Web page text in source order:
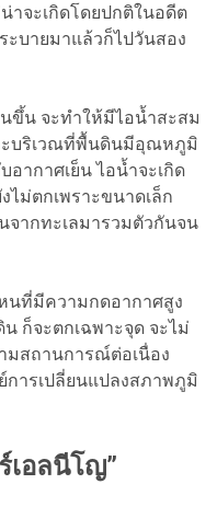
จะเกิดโดยปกติในอดีต
ะบายมาแล้วก็ไปวันสอง
นขึ้น จะทำให้มีไอน้ำสะสม
ะบริเวณที่พื้นดินมีอุณหภูมิ
ากาศเย็น ไอน้ำจะเกิด
ม่ตกเพราะขนาดเล็ก
ากทะเลมารวมตัวกันจน
นที่มีความกดอากาศสูง
ก็จะตกเฉพาะจุด จะไม่
มสถานการณ์ต่อเนื่อง
การเปลี่ยนแปลงสภาพภูมิ
เอลนีโญ”